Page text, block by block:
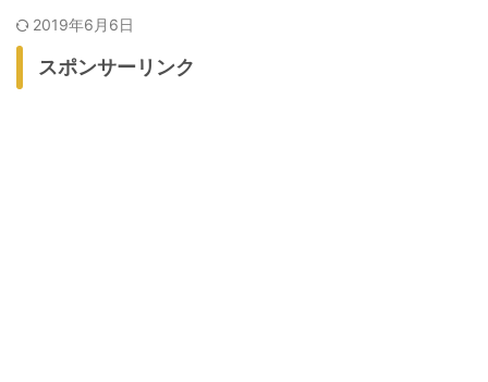
2019年6月6日
スポンサーリンク